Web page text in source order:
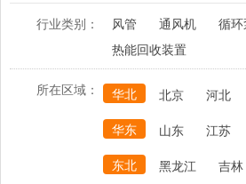
行业类别： 风管 通风机 循环
热能回收装置
所在区域： 华北 北京 河北
华东
山东 江苏
东北
黑龙江 吉林